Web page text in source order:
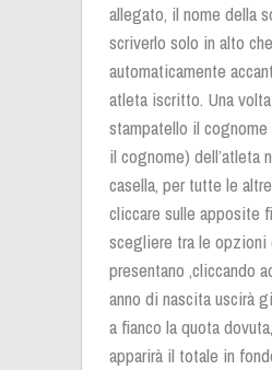
allegato, il nome della
scriverlo solo in alto
automaticamente
atleta iscritto. Una
stampatello il
il cognome) dell’atleta
casella, per tutte le
cliccare sulle apposite
scegliere tra le opzioni
presentano ,cliccando
anno di nascita uscirà
a fianco la quota
apparirà il totale in